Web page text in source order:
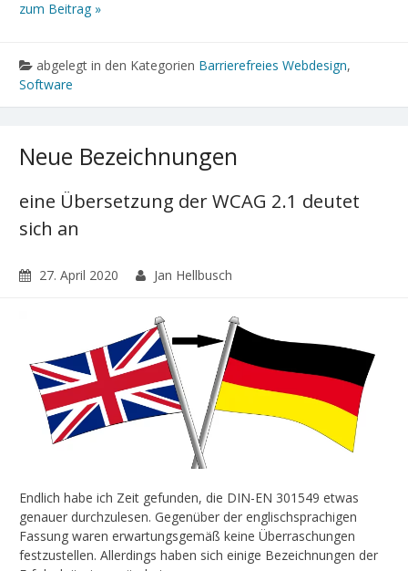
zum Beitrag »
abgelegt in den Kategorien Barrierefreies Webdesign,
Software
Neue Bezeichnungen
eine Übersetzung der WCAG 2.1 deutet
sich an
27. April 2020 Jan Hellbusch
Endlich habe ich Zeit gefunden, die DIN-EN 301549 etwas
genauer durchzulesen. Gegenüber der englischsprachigen
Fassung waren erwartungsgemäß keine Überraschungen
festzustellen. Allerdings haben sich einige Bezeichnungen der